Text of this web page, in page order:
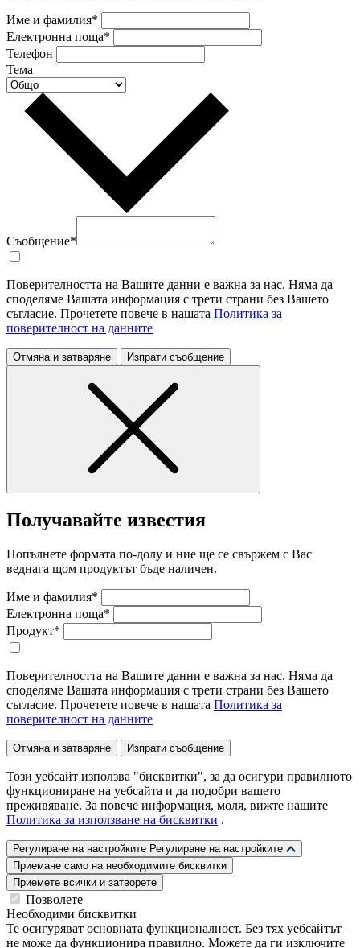
Име и фамилия*
Електронна поща*
Телефон
Тема
Съобщение*
Поверителността на Вашите данни е важна за нас. Няма да
споделяме Вашата информация с трети страни без Вашето
съгласие. Прочетете повече в нашата Политика за
поверителност на данните
Отмяна и затваряне Изпрати съобщение
Получавайте известия
Попълнете формата по-долу и ние ще се свържем с Вас
веднага щом продуктът бъде наличен.
Име и фамилия*
Електронна поща*
Продукт*
Поверителността на Вашите данни е важна за нас. Няма да
споделяме Вашата информация с трети страни без Вашето
съгласие. Прочетете повече в нашата Политика за
поверителност на данните
Отмяна и затваряне Изпрати съобщение
Този уебсайт използва "бисквитки", за да осигури правилното
функциониране на уебсайта и да подобри вашето
преживяване. За повече информация, моля, вижте нашите
Политика за използване на бисквитки .
Регулиране на настройките Регулиране на настройките
Приемане само на необходимите бисквитки
Приемете всички и затворете
Позволете
Необходими бисквитки
Те осигуряват основната функционалност. Без тях уебсайтът
не може да функционира правилно. Можете да ги изключите